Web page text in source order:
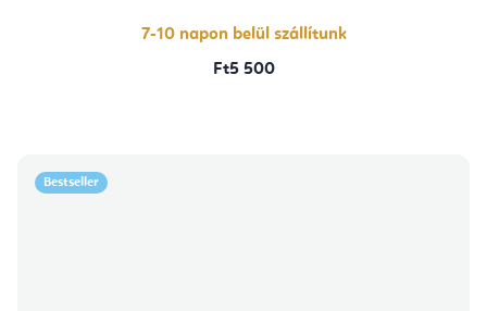
7-10 napon belül szállítunk
Ft5 500
Bestseller